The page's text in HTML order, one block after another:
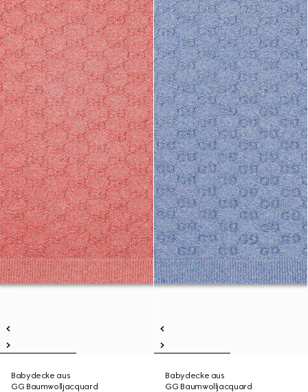
Babydecke aus
GG Baumwolljacquard
Babydecke aus
GG Baumwolljacquard